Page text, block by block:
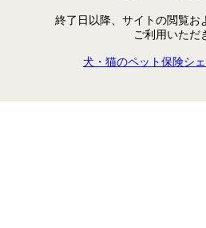
終了日以降、サイトの閲覧お
ご利用いただ
犬・猫のペット保険シ